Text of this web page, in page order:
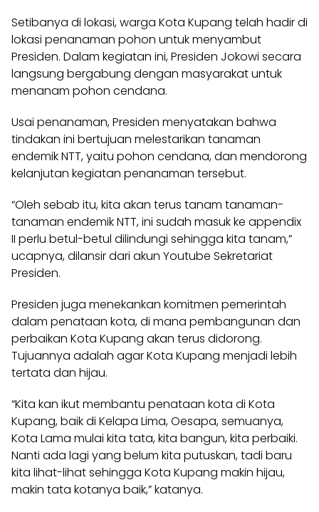
Setibanya di lokasi, warga Kota Kupang telah hadir di
lokasi penanaman pohon untuk menyambut
Presiden. Dalam kegiatan ini, Presiden Jokowi secara
langsung bergabung dengan masyarakat untuk
menanam pohon cendana.
Usai penanaman, Presiden menyatakan bahwa
tindakan ini bertujuan melestarikan tanaman
endemik NTT, yaitu pohon cendana, dan mendorong
kelanjutan kegiatan penanaman tersebut.
“Oleh sebab itu, kita akan terus tanam tanaman-
tanaman endemik NTT, ini sudah masuk ke appendix
II perlu betul-betul dilindungi sehingga kita tanam,”
ucapnya, dilansir dari akun Youtube Sekretariat
Presiden.
Presiden juga menekankan komitmen pemerintah
dalam penataan kota, di mana pembangunan dan
perbaikan Kota Kupang akan terus didorong.
Tujuannya adalah agar Kota Kupang menjadi lebih
tertata dan hijau.
“Kita kan ikut membantu penataan kota di Kota
Kupang, baik di Kelapa Lima, Oesapa, semuanya,
Kota Lama mulai kita tata, kita bangun, kita perbaiki.
Nanti ada lagi yang belum kita putuskan, tadi baru
kita lihat-lihat sehingga Kota Kupang makin hijau,
makin tata kotanya baik,” katanya.